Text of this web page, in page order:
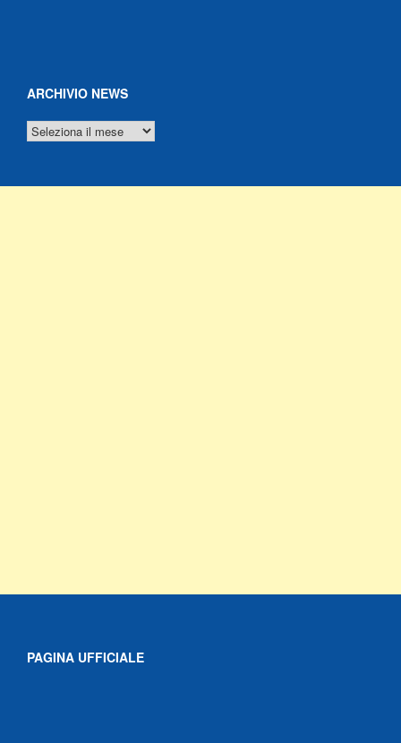
ARCHIVIO NEWS
ARCHIVIO
NEWS
PAGINA UFFICIALE